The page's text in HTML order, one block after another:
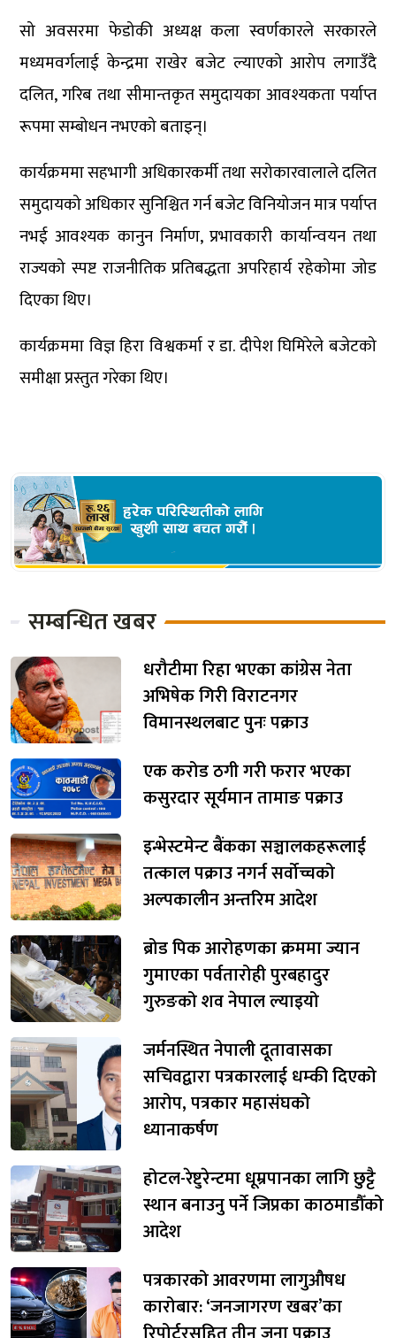
सो अवसरमा फेडोकी अध्यक्ष कला स्वर्णकारले सरकारले
मध्यमवर्गलाई केन्द्रमा राखेर बजेट ल्याएको आरोप लगाउँदै
दलित, गरिब तथा सीमान्तकृत समुदायका आवश्यकता पर्याप्त
रूपमा सम्बोधन नभएको बताइन्।
कार्यक्रममा सहभागी अधिकारकर्मी तथा सरोकारवालाले दलित
समुदायको अधिकार सुनिश्चित गर्न बजेट विनियोजन मात्र पर्याप्त
नभई आवश्यक कानुन निर्माण, प्रभावकारी कार्यान्वयन तथा
राज्यको स्पष्ट राजनीतिक प्रतिबद्धता अपरिहार्य रहेकोमा जोड
दिएका थिए।
कार्यक्रममा विज्ञ हिरा विश्वकर्मा र डा. दीपेश घिमिरेले बजेटको
समीक्षा प्रस्तुत गरेका थिए।
सम्बन्धित खबर
धरौटीमा रिहा भएका कांग्रेस नेता
अभिषेक गिरी विराटनगर
विमानस्थलबाट पुनः पक्राउ
एक करोड ठगी गरी फरार भएका
कसुरदार सूर्यमान तामाङ पक्राउ
इन्भेस्टमेन्ट बैंकका सञ्चालकहरूलाई
तत्काल पक्राउ नगर्न सर्वोच्चको
अल्पकालीन अन्तरिम आदेश
ब्रोड पिक आरोहणका क्रममा ज्यान
गुमाएका पर्वतारोही पुरबहादुर
गुरुङको शव नेपाल ल्याइयो
जर्मनस्थित नेपाली दूतावासका
सचिवद्वारा पत्रकारलाई धम्की दिएको
आरोप, पत्रकार महासंघको
ध्यानाकर्षण
होटल-रेष्टुरेन्टमा धूम्रपानका लागि छुट्टै
स्थान बनाउनु पर्ने जिप्रका काठमाडौँको
आदेश
पत्रकारको आवरणमा लागुऔषध
कारोबार: ‘जनजागरण खबर’का